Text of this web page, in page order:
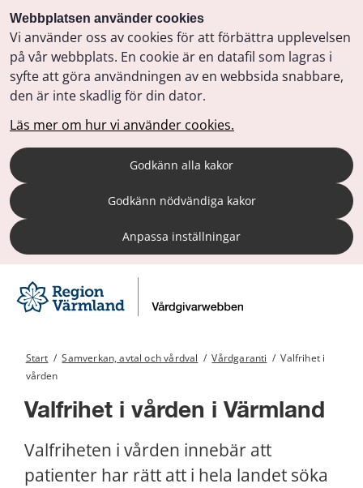
Webbplatsen använder cookies
Vi använder oss av cookies för att förbättra upplevelsen
på vår webbplats. En cookie är en datafil som lagras i
syfte att göra användningen av en webbsida snabbare,
den är inte skadlig för din dator.
Läs mer om hur vi använder cookies.
Godkänn alla kakor
Godkänn nödvändiga kakor
Anpassa inställningar
Start / Samverkan, avtal och vårdval / Vårdgaranti / Valfrihet i
vården
Valfrihet i vården i Värmland
Valfriheten i vården innebär att
patienter har rätt att i hela landet söka